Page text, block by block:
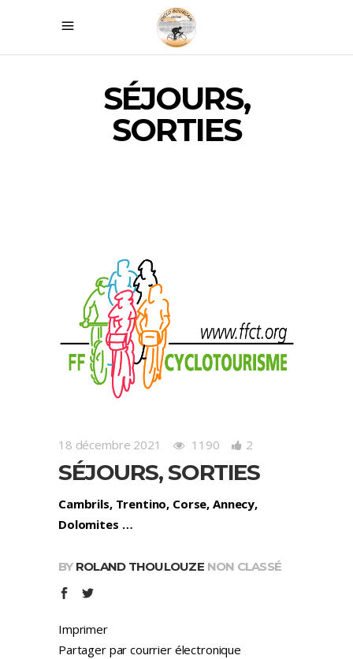
SÉJOURS,
SORTIES
18 décembre 2021 1190 2
SÉJOURS, SORTIES
Cambrils, Trentino, Corse, Annecy,
Dolomites …
BY ROLAND THOULOUZE NON CLASSÉ
Imprimer
Partager par courrier électronique